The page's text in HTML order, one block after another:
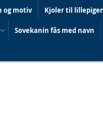
og motiv Kjoler til
Sovekanin fås med navn